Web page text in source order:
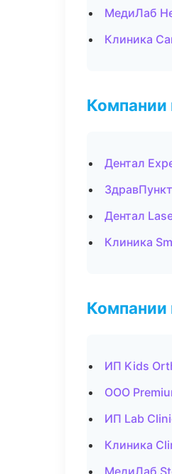
МедиЛаб
Клиника
Компании
Дентал
Дентал
Клиника
Компании
ИП Kids
ООО
ИП Lab
Клиника
МедиЛаб